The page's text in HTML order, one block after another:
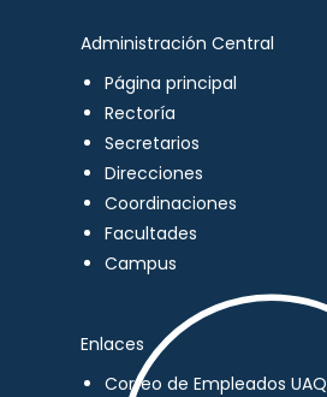
Administración Central
Página principal
Rectoría
Secretarios
Direcciones
Coordinaciones
Facultades
Campus
Enlaces
Correo de Empleados UAQ